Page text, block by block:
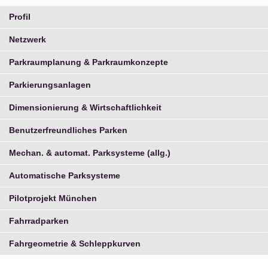
Profil
Netzwerk
Parkraumplanung & Parkraumkonzepte
Parkierungsanlagen
Dimensionierung & Wirtschaftlichkeit
Benutzerfreundliches Parken
Mechan. & automat. Parksysteme (allg.)
Automatische Parksysteme
Pilotprojekt München
Fahrradparken
Fahrgeometrie & Schleppkurven